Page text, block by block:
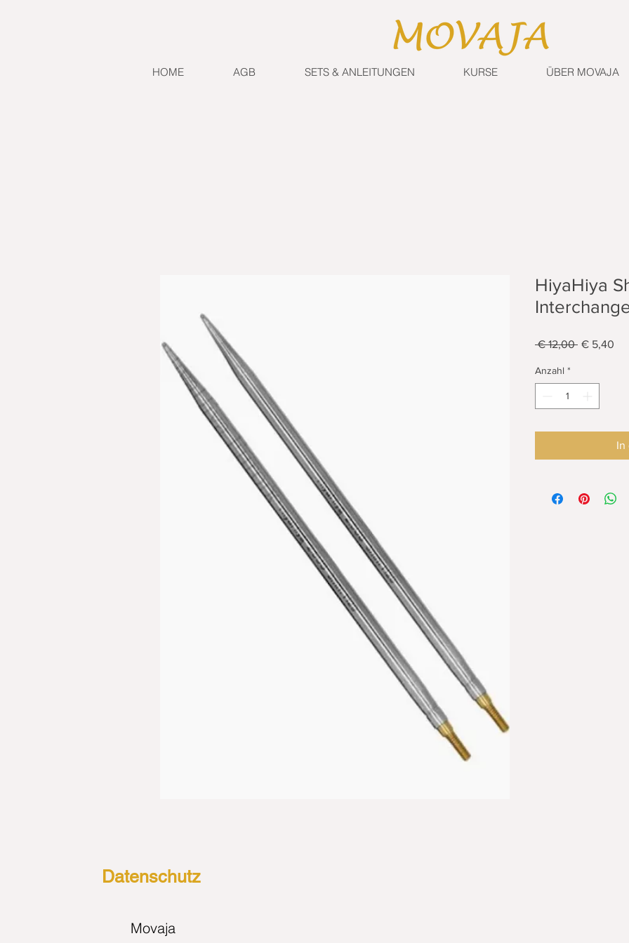
HOME AGB SETS & ANLEITUNGEN KURSE ÜBER MOVAJA
HiyaHiya
€ 12,00 € 5,40
Anzahl *
In
Datenschutz
Movaja